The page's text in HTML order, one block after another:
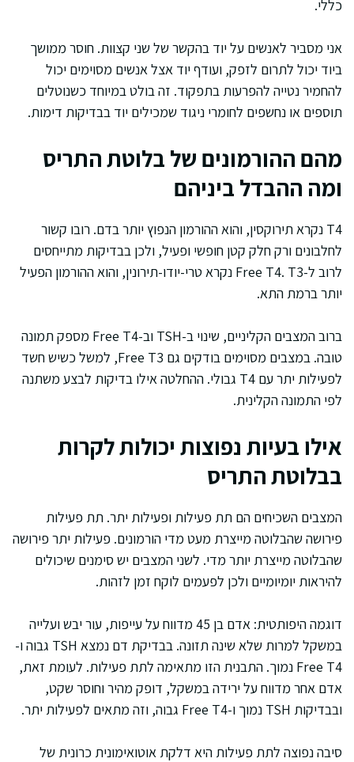
כללי.
אני מסביר לאנשים על יוד בהקשר של שני קצוות. חוסר ממושך
ביוד יכול לתרום לזפק, ועודף יוד אצל אנשים מסוימים יכול
להחמיר נטייה להפרעות בתפקוד. זה בולט במיוחד כשנוטלים
תוספים או נחשפים לחומרי ניגוד שמכילים יוד בבדיקות דימות.
מהם ההורמונים של בלוטת התריס
ומה ההבדל ביניהם
T4 נקרא תירוקסין, והוא ההורמון הנפוץ יותר בדם. רובו קשור
לחלבונים ורק חלק קטן חופשי ופעיל, ולכן בבדיקות מתייחסים
לרוב ל-Free T4. T3 נקרא טרי-יודו-תירונין, והוא ההורמון הפעיל
יותר ברמת התא.
ברוב המצבים הקליניים, שינוי ב-TSH וב-Free T4 מספק תמונה
טובה. במצבים מסוימים בודקים גם Free T3, למשל כשיש חשד
לפעילות יתר עם T4 גבולי. ההחלטה אילו בדיקות לבצע משתנה
לפי התמונה הקלינית.
אילו בעיות נפוצות יכולות לקרות
בבלוטת התריס
המצבים השכיחים הם תת פעילות ופעילות יתר. תת פעילות
פירושה שהבלוטה מייצרת מעט מדי הורמונים. פעילות יתר פירושה
שהבלוטה מייצרת יותר מדי. לשני המצבים יש סימנים שיכולים
להיראות יומיומיים ולכן לפעמים לוקח זמן לזהות.
דוגמה היפותטית: אדם בן 45 מדווח על עייפות, עור יבש ועלייה
במשקל למרות שלא שינה תזונה. בבדיקת דם נמצא TSH גבוה ו-
Free T4 נמוך. התבנית הזו מתאימה לתת פעילות. לעומת זאת,
אדם אחר מדווח על ירידה במשקל, דופק מהיר וחוסר שקט,
ובבדיקות TSH נמוך ו-Free T4 גבוה, וזה מתאים לפעילות יתר.
סיבה נפוצה לתת פעילות היא דלקת אוטואימונית כרונית של